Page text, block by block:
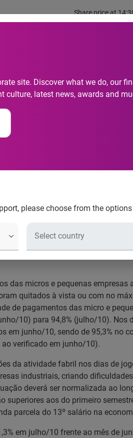
Share price at
site. Discover what we do, our
culture, latest news, awards and
please choose from the
em
industriais
das micros e pequenas empresas
quitados à vista ou com no
de pagamentos das micro e
10) para 94,8% (julho/10). Nos
junho/10, sendo de 95,3% no
ao verificado em junho/10).
da atividade fabril nos dias de
industriais, criando
deverá ser normalizada ao
aos do primeiro
parcela do 13º salário na
em julho/10 frente ao mês de